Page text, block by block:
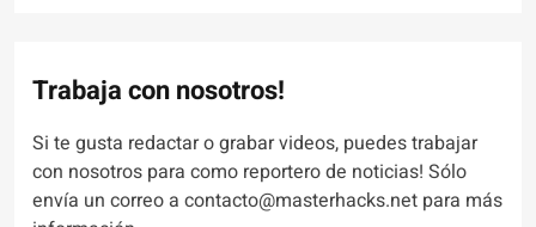
Trabaja con nosotros!
Si te gusta redactar o grabar videos, puedes trabajar
con nosotros para como reportero de noticias! Sólo
envía un correo a contacto@masterhacks.net para más